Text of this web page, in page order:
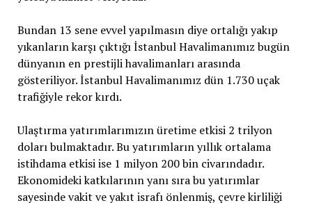
Bundan 13 sene evvel yapılmasın diye ortalığı yakıp
yıkanların karşı çıktığı İstanbul Havalimanımız bugün
dünyanın en prestijli havalimanları arasında
gösteriliyor. İstanbul Havalimanımız dün 1.730 uçak
trafiğiyle rekor kırdı.
Ulaştırma yatırımlarımızın üretime etkisi 2 trilyon
doları bulmaktadır. Bu yatırımların yıllık ortalama
istihdama etkisi ise 1 milyon 200 bin civarındadır.
Ekonomideki katkılarının yanı sıra bu yatırımlar
sayesinde vakit ve yakıt israfı önlenmiş, çevre kirliliği